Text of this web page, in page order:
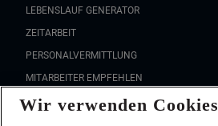
LEBENSLAUF GENERATOR
ZEITARBEIT
PERSONALVERMITTLUNG
MITARBEITER EMPFEHLEN
FAQ
Wir stellen ein!
Wir verwenden Cookies